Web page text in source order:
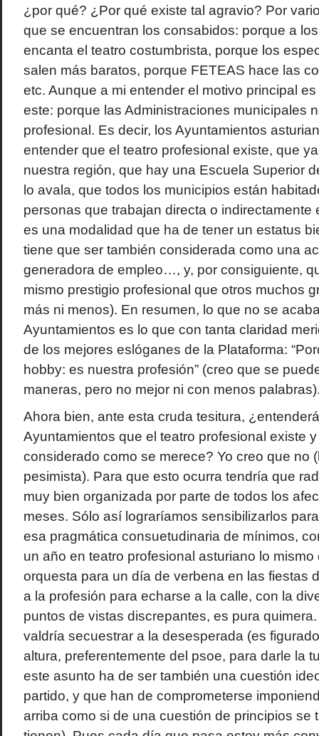
¿por qué? ¿Por qué existe tal agravio? Por
que se encuentran los consabidos: porque a
encanta el teatro costumbrista, porque los
salen más baratos, porque FETEAS hace las
etc. Aunque a mi entender el motivo principal
este: porque las Administraciones municipales
profesional. Es decir, los Ayuntamientos
entender que el teatro profesional existe, que
nuestra región, que hay una Escuela Superior
lo avala, que todos los municipios están
personas que trabajan directa o indirectamente
es una modalidad que ha de tener un estatus
tiene que ser también considerada como una
generadora de empleo…, y, por consiguiente,
mismo prestigio profesional que otros muchos
más ni menos). En resumen, lo que no se
Ayuntamientos es lo que con tanta claridad
de los mejores eslóganes de la Plataforma:
hobby: es nuestra profesión” (creo que se
maneras, pero no mejor ni con menos
Ahora bien, ante esta cruda tesitura,
Ayuntamientos que el teatro profesional existe
considerado como se merece? Yo creo que no
pesimista). Para que esto ocurra tendría que
muy bien organizada por parte de todos los
meses. Sólo así lograríamos sensibilizarlos
esa pragmática consuetudinaria de mínimos,
un año en teatro profesional asturiano lo
orquesta para un día de verbena en las fiestas
a la profesión para echarse a la calle, con la
puntos de vistas discrepantes, es pura
valdría secuestrar a la desesperada (es
altura, preferentemente del psoe, para darle la
este asunto ha de ser también una cuestión
partido, y que han de comprometerse
arriba como si de una cuestión de principios se